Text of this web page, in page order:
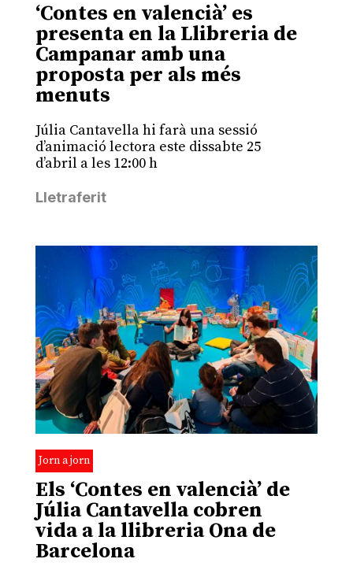
‘Contes en valencià’ es
presenta en la Llibreria de
Campanar amb una
proposta per als més
menuts
Júlia Cantavella hi farà una sessió
d’animació lectora este dissabte 25
d’abril a les 12:00 h
Lletraferit
Jorn a jorn
Els ‘Contes en valencià’ de
Júlia Cantavella cobren
vida a la llibreria Ona de
Barcelona